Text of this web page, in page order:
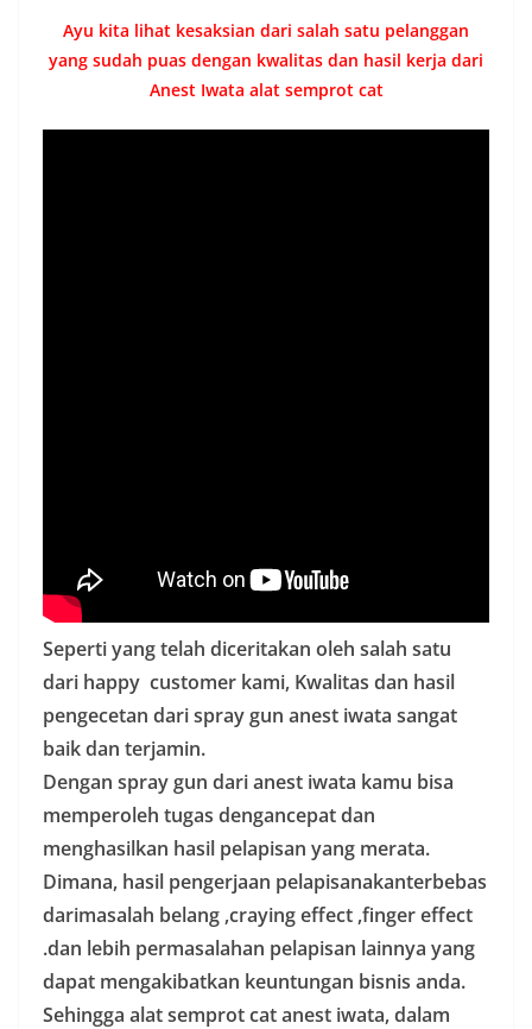
Ayu kita lihat kesaksian dari salah satu pelanggan
yang sudah puas dengan kwalitas dan hasil kerja dari
Anest Iwata alat semprot cat
Seperti yang telah diceritakan oleh salah satu
dari happy customer kami, Kwalitas dan hasil
pengecetan dari spray gun anest iwata sangat
baik dan terjamin.
Dengan spray gun dari anest iwata kamu bisa
memperoleh tugas dengancepat dan
menghasilkan hasil pelapisan yang merata.
Dimana, hasil pengerjaan pelapisanakanterbebas
darimasalah belang ,craying effect ,finger effect
.dan lebih permasalahan pelapisan lainnya yang
dapat mengakibatkan keuntungan bisnis anda.
Sehingga alat semprot cat anest iwata, dalam